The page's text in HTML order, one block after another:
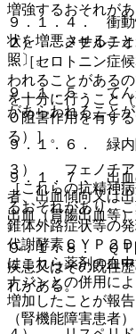
増強するおそれがあ
２）． メチルチオ
＞［セロトニン症
われることがある
を十分に行うこと
Ｏ阻害作用を有す
る）］。
３）． フェノチア
［これらの抗精神
るおそれがあり、
錐体外路症状等の
代謝酵素ＣＹＰ２
はこれら薬剤の血
ナジンとの併用に
増加したことが報告
９．１．４． 衝動
状を増悪させるこ
照〕。
９．１．５． てん
があらわれることが
９．１．６． 緑内
９．１．７． 出血
者、出血傾向又は
出血（胃腸出血等
９．１．８． ＱＴ
疾患又はその既往
れがある。
（腎機能障害患者）